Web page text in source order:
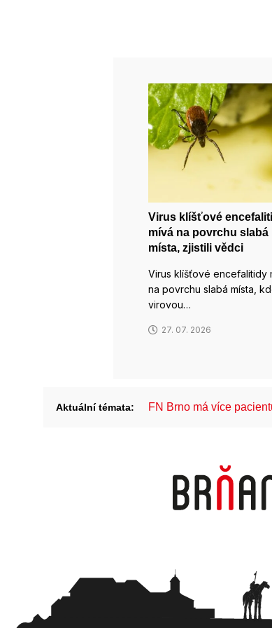
Virus klíšťové
mívá na povrchu slabá
místa, zjistili vědci
Virus klíšťové encefalitidy
na povrchu slabá místa,
virovou…
27. 07. 2026
Aktuální témata: FN Brno má více